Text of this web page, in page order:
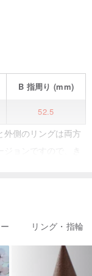
B 指周り (mm)
52.5
外側のリングは両方
ョンですので、き
文を受け付けま
リング・指輪